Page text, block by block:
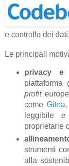
e controllo dei dati.
Le principali
privacy e
profit
comeGitea
leggibile
proprietarie
strumenti
alla